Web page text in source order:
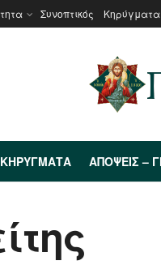
Συνοπτικός Κηρύγματα
ΚΗΡΎΓΜΑΤΑ ΑΠΌΨΕΙΣ –